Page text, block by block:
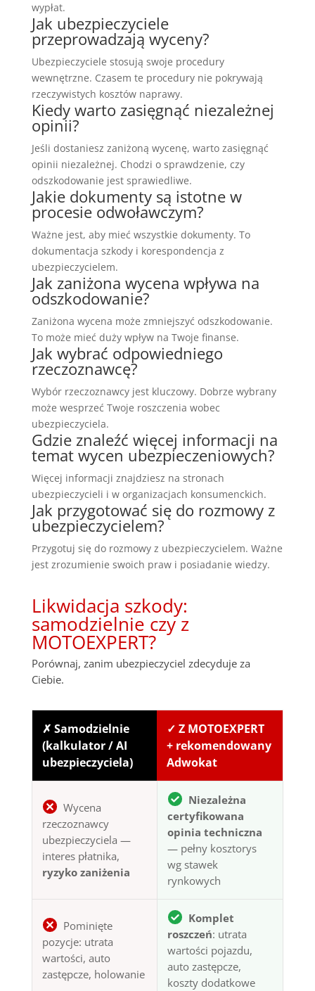
wypłat.
Jak ubezpieczyciele
przeprowadzają wyceny?
Ubezpieczyciele stosują swoje procedury
wewnętrzne. Czasem te procedury nie pokrywają
rzeczywistych kosztów naprawy.
Kiedy warto zasięgnąć niezależnej
opinii?
Jeśli dostaniesz zaniżoną wycenę, warto zasięgnąć
opinii niezależnej. Chodzi o sprawdzenie, czy
odszkodowanie jest sprawiedliwe.
Jakie dokumenty są istotne w
procesie odwoławczym?
Ważne jest, aby mieć wszystkie dokumenty. To
dokumentacja szkody i korespondencja z
ubezpieczycielem.
Jak zaniżona wycena wpływa na
odszkodowanie?
Zaniżona wycena może zmniejszyć odszkodowanie.
To może mieć duży wpływ na Twoje finanse.
Jak wybrać odpowiedniego
rzeczoznawcę?
Wybór rzeczoznawcy jest kluczowy. Dobrze wybrany
może wesprzeć Twoje roszczenia wobec
ubezpieczyciela.
Gdzie znaleźć więcej informacji na
temat wycen ubezpieczeniowych?
Więcej informacji znajdziesz na stronach
ubezpieczycieli i w organizacjach konsumenckich.
Jak przygotować się do rozmowy z
ubezpieczycielem?
Przygotuj się do rozmowy z ubezpieczycielem. Ważne
jest zrozumienie swoich praw i posiadanie wiedzy.
Likwidacja szkody:
samodzielnie czy z
MOTOEXPERT?
Porównaj, zanim ubezpieczyciel zdecyduje za
Ciebie.
✗ Samodzielnie
(kalkulator / AI
ubezpieczyciela)
✓ Z MOTOEXPERT
+ rekomendowany
Adwokat
Wycena
rzeczoznawcy
ubezpieczyciela —
interes płatnika,
ryzyko zaniżenia
Niezależna
certyfikowana
opinia techniczna
— pełny kosztorys
wg stawek
rynkowych
Pominięte
pozycje: utrata
wartości, auto
zastępcze, holowanie
Komplet
roszczeń: utrata
wartości pojazdu,
auto zastępcze,
koszty dodatkowe